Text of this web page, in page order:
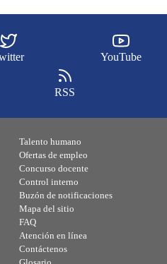
YouTube
RSS
Talento humano
Ofertas de empleo
Concurso docente
Control interno
Buzón de notificaciones
Mapa del sitio
FAQ
Atención en línea
Contáctenos